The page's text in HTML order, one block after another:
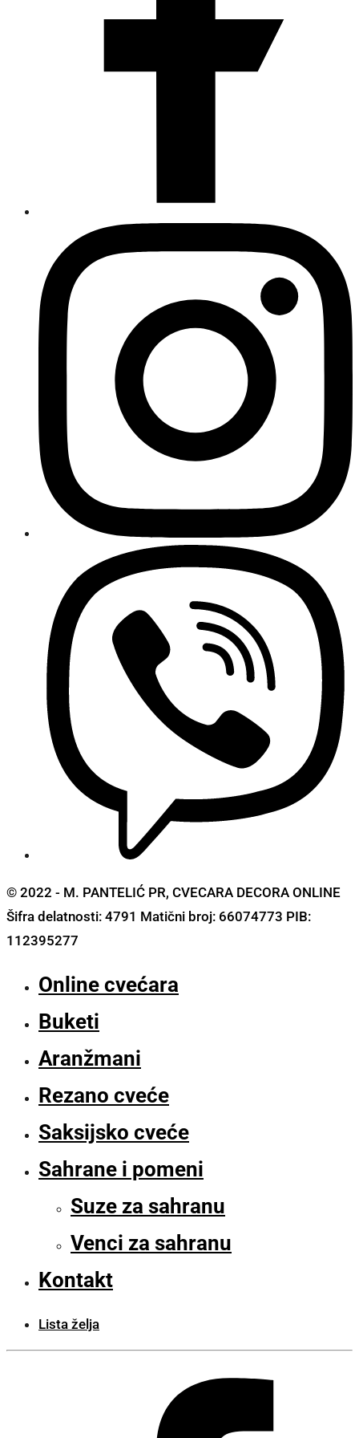
© 2022 - M. PANTELIĆ PR, CVECARA DECORA ONLINE
Šifra delatnosti: 4791 Matični broj: 66074773 PIB:
112395277
Online cvećara
Buketi
Aranžmani
Rezano cveće
Saksijsko cveće
Sahrane i pomeni
Suze za sahranu
Venci za sahranu
Kontakt
Lista želja